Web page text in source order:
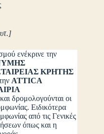
ενέκρινε την
ΚΡΗΤΗΣ
ATTICA
και δρομολογούνται οι
Ειδικότερα
από τις Γενικές
όπως και η